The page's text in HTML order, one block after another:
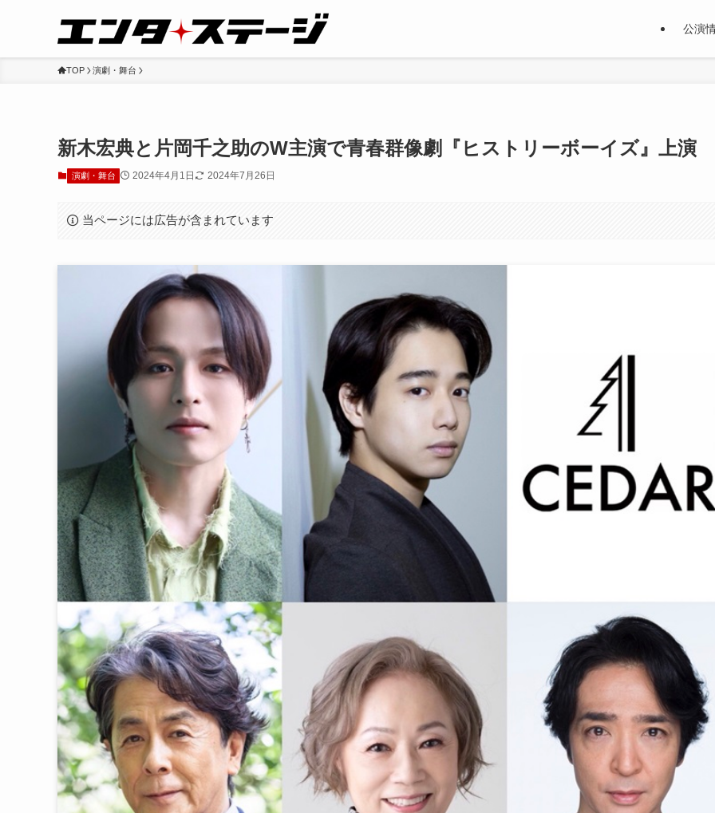
公演
TOP 演劇・舞台
新木宏典と片岡千之助のW主演で青春群像劇『ヒストリーボーイズ』上演
演劇・舞台 2024年4月1日 2024年7月26日
当ページには広告が含まれています